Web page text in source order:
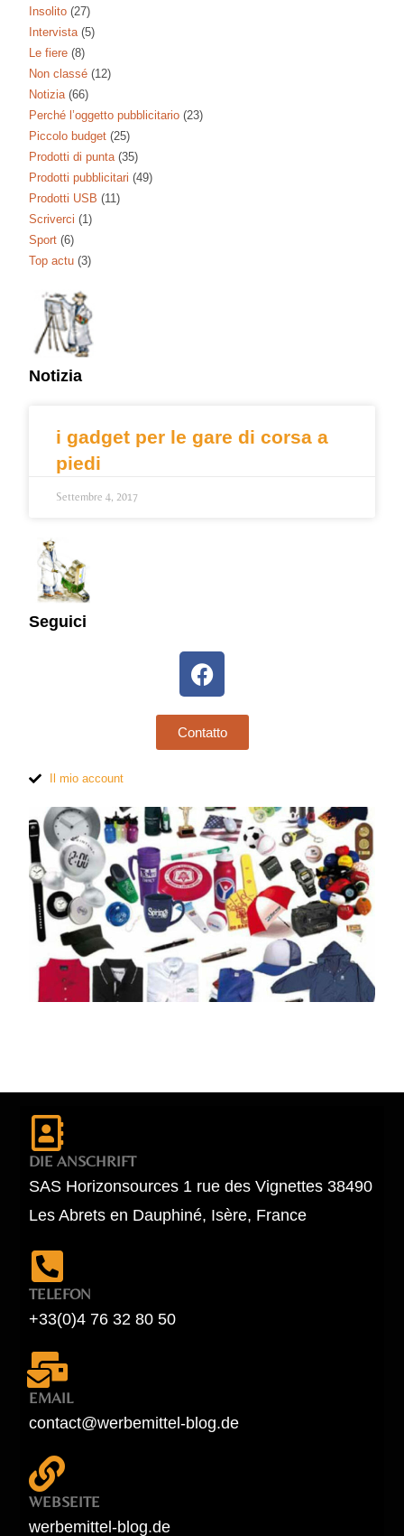
Insolito (27)
Intervista (5)
Le fiere (8)
Non classé (12)
Notizia (66)
Perché l’oggetto pubblicitario (23)
Piccolo budget (25)
Prodotti di punta (35)
Prodotti pubblicitari (49)
Prodotti USB (11)
Scriverci (1)
Sport (6)
Top actu (3)
Notizia
i gadget per le gare di corsa a
piedi
Settembre 4, 2017
Seguici
Contatto
Il mio account
DIE ANSCHRIFT
SAS Horizonsources 1 rue des Vignettes 38490
Les Abrets en Dauphiné, Isère, France
TELEFON
+33(0)4 76 32 80 50
EMAIL
contact@werbemittel-blog.de
WEBSEITE
werbemittel-blog.de